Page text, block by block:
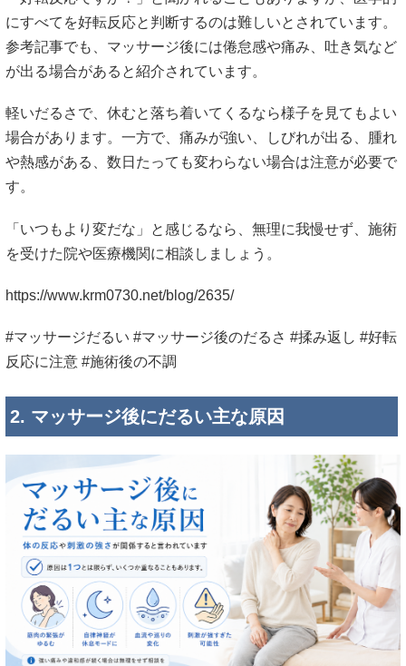
にすべてを好転反応と判断するのは難しいとされています。
参考記事でも、マッサージ後には倦怠感や痛み、吐き気など
が出る場合があると紹介されています。
軽いだるさで、休むと落ち着いてくるなら様子を見てもよい
場合があります。一方で、痛みが強い、しびれが出る、腫れ
や熱感がある、数日たっても変わらない場合は注意が必要で
す。
「いつもより変だな」と感じるなら、無理に我慢せず、施術
を受けた院や医療機関に相談しましょう。
https://www.krm0730.net/blog/2635/
#マッサージだるい #マッサージ後のだるさ #揉み返し #好転
反応に注意 #施術後の不調
2. マッサージ後にだるい主な原因